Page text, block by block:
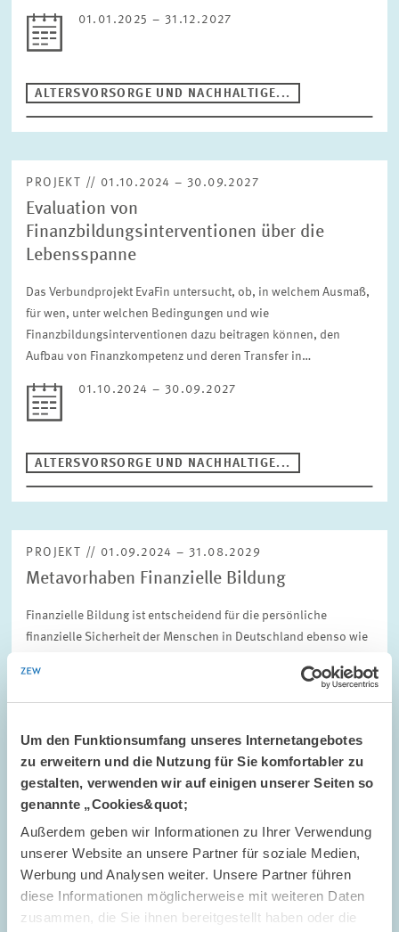
Um den Funktionsumfang unseres Internetangebotes
zu erweitern und die Nutzung für Sie komfortabler zu
gestalten, verwenden wir auf einigen unserer Seiten so
genannte „Cookies&quot;
Außerdem geben wir Informationen zu Ihrer Verwendung
unserer Website an unsere Partner für soziale Medien,
Werbung und Analysen weiter. Unsere Partner führen
diese Informationen möglicherweise mit weiteren Daten
zusammen, die Sie ihnen bereitgestellt haben oder die
01.01.2025 – 31.12.2027
ALTERSVORSORGE UND NACHHALTIGE...
PROJEKT // 01.10.2024 – 30.09.2027
Evaluation von
Finanzbildungsinterventionen über die
Lebensspanne
Das Verbundprojekt EvaFin untersucht, ob, in welchem Ausmaß,
für wen, unter welchen Bedingungen und wie
Finanzbildungsinterventionen dazu beitragen können, den
Aufbau von Finanzkompetenz und deren Transfer in…
01.10.2024 – 30.09.2027
ALTERSVORSORGE UND NACHHALTIGE...
PROJEKT // 01.09.2024 – 31.08.2029
Metavorhaben Finanzielle Bildung
Finanzielle Bildung ist entscheidend für die persönliche
finanzielle Sicherheit der Menschen in Deutschland ebenso wie
ALTERSVORSORGE UND NACHHALTIGE...
PROJEKT // 01.06.2024 – 31.12.2025
Empowerment through giving advice?